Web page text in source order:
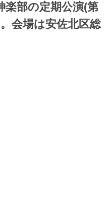
楽部の定期公演(第
会場は安佐北区総